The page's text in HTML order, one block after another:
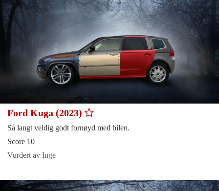
Ford Kuga (2023)
Så langt veldig godt fornøyd med bilen.
Score 10
Vurdert av Inge